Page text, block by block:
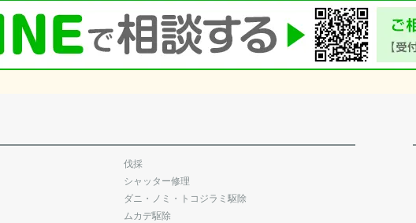
伐採
シャッター修理
ダニ・ノミ・トコジラミ駆除
ムカデ駆除